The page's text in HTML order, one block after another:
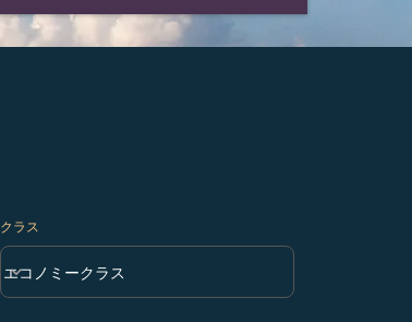
クラス
クラス option エコノミークラス Selected
エコノミークラス
keyboard_arrow_down